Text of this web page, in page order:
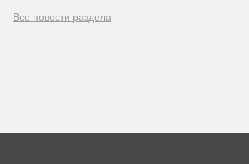
Все новости раздела